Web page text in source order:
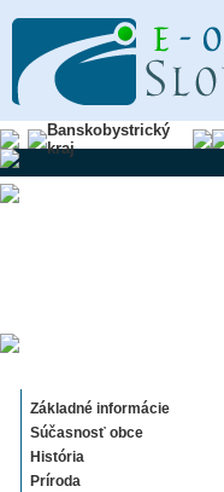
Banskobystrický
kraj
Základné informácie
Súčasnosť obce
História
Príroda